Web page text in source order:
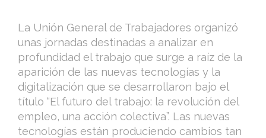
La Unión General de Trabajadores organizó
unas jornadas destinadas a analizar en
profundidad el trabajo que surge a raíz de la
aparición de las nuevas tecnologías y la
digitalización que se desarrollaron bajo el
título “El futuro del trabajo: la revolución del
empleo, una acción colectiva”. Las nuevas
tecnologías están produciendo cambios tan